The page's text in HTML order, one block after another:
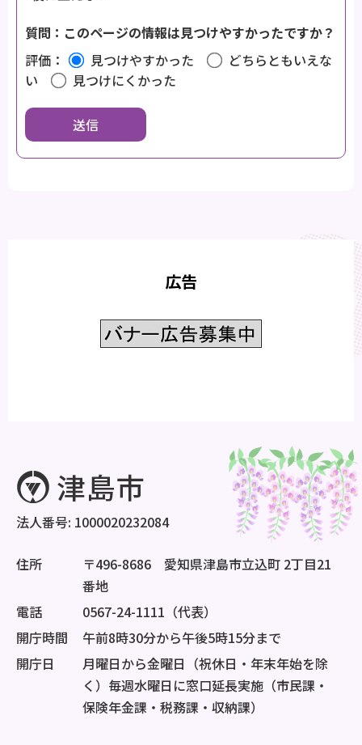
質問：このページの情報は見つけやすかったですか？
評価：
見つけやすかった
どちらともいえな
い
見つけにくかった
広告
法人番号: 1000020232084
住所
〒496-8686 愛知県津島市立込町 2丁目21
番地
電話
0567-24-1111（代表）
開庁時間
午前8時30分から午後5時15分まで
開庁日
月曜日から金曜日（祝休日・年末年始を除
く）毎週水曜日に窓口延長実施（市民課・
保険年金課・税務課・収納課）